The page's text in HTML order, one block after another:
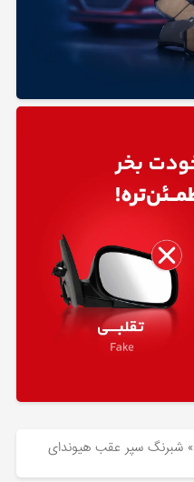
»شبرنگ سپر عقب هیوندای